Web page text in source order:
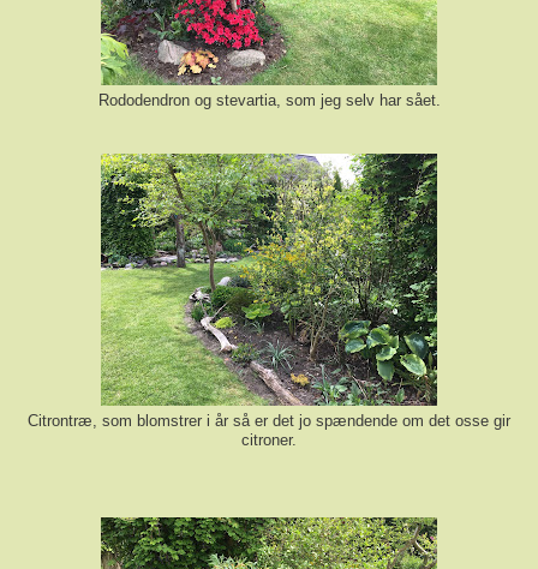
Rododendron og stevartia, som jeg selv har sået.
Citrontræ, som blomstrer i år så er det jo spændende om det osse gir
citroner.